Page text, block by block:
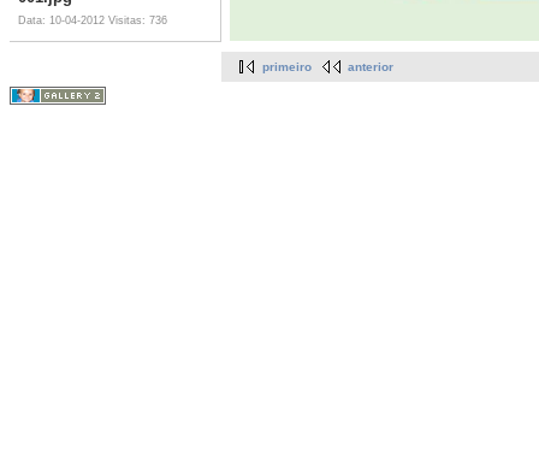
Data: 10-04-2012 Visitas: 736
primeiro anterior